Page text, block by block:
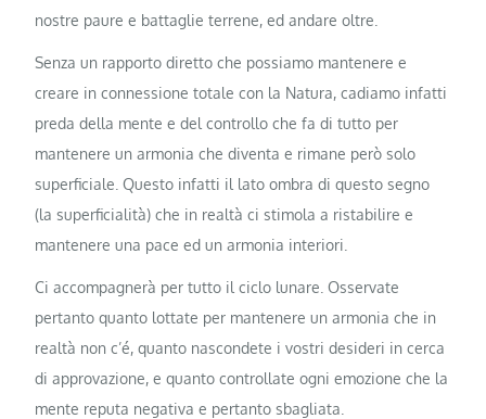
nostre paure e battaglie terrene, ed andare oltre.
Senza un rapporto diretto che possiamo mantenere e
creare in connessione totale con la Natura, cadiamo infatti
preda della mente e del controllo che fa di tutto per
mantenere un armonia che diventa e rimane però solo
superficiale. Questo infatti il lato ombra di questo segno
(la superficialità) che in realtà ci stimola a ristabilire e
mantenere una pace ed un armonia interiori.
Ci accompagnerà per tutto il ciclo lunare. Osservate
pertanto quanto lottate per mantenere un armonia che in
realtà non c’é, quanto nascondete i vostri desideri in cerca
di approvazione, e quanto controllate ogni emozione che la
mente reputa negativa e pertanto sbagliata.